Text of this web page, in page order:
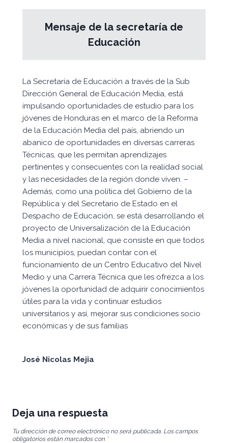
Mensaje de la secretaría de
Educación
La Secretaría de Educación a través de la Sub
Dirección General de Educación Media, está
impulsando oportunidades de estudio para los
jóvenes de Honduras en el marco de la Reforma
de la Educación Media del país, abriendo un
abanico de oportunidades en diversas carreras
Técnicas, que les permitan aprendizajes
pertinentes y consecuentes con la realidad social
y las necesidades de la región donde viven. –
Además, como una política del Gobierno de la
República y del Secretario de Estado en el
Despacho de Educación, se está desarrollando el
proyecto de Universalización de la Educación
Media a nivel nacional, que consiste en que todos
los municipios, puedan contar con el
funcionamiento de un Centro Educativo del Nivel
Medio y una Carrera Técnica que les ofrezca a los
jóvenes la oportunidad de adquirir conocimientos
útiles para la vida y continuar estudios
universitarios y así, mejorar sus condiciones socio
económicas y de sus familias
José Nicolas Mejia
Deja una respuesta
Tu dirección de correo electrónico no será publicada. Los campos
obligatorios están marcados con *